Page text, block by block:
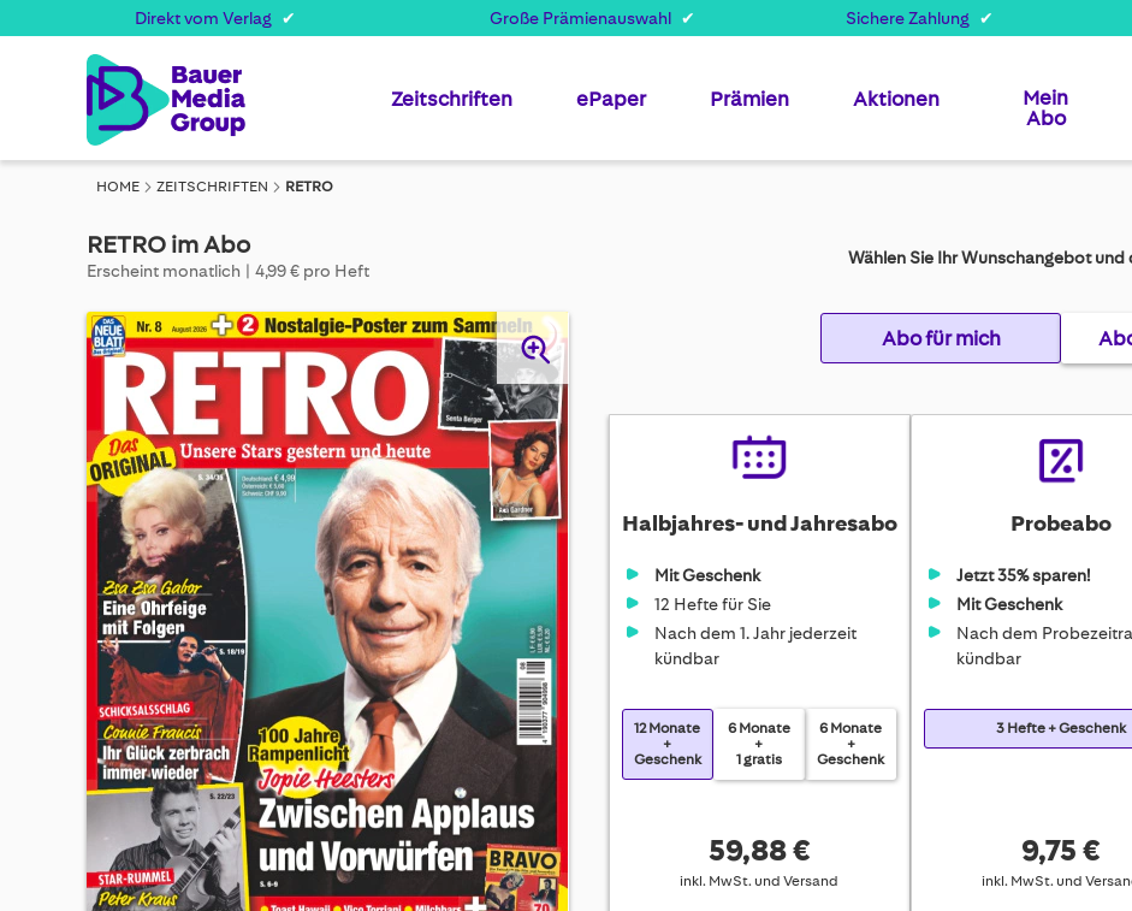
Direkt vom Verlag Große Prämienauswahl Sichere Zahlung
Zeitschriften ePaper Prämien Aktionen
Mein
Abo
HOME ZEITSCHRIFTEN RETRO
RETRO im Abo
Erscheint monatlich 4,99 € pro Heft
Skip
to
the
images
gallery
Wählen Sie Ihr Wunschangebot
Abo für mich
Halbjahres- und Jahresabo
Mit Geschenk
12 Hefte für Sie
Nach dem 1. Jahr jederzeit
kündbar
12 Monate
+
Geschenk
6 Monate
+
1 gratis
6 Monate
+
Geschenk
59,88 €
inkl. MwSt. und Versand
Probeabo
Jetzt 35% sparen!
Mit Geschenk
Nach dem
kündbar
3 Hefte + Geschenk
9,75 €
inkl. MwSt. und